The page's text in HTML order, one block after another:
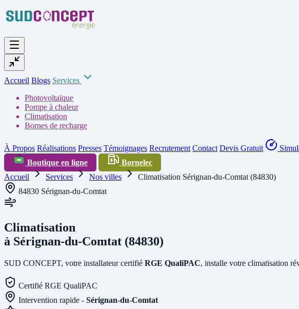
Accueil Blogs Services
Photovoltaïque
Pompe à chaleur
Climatisation
Bornes de recharge
À Propos Réalisations Presses Témoignages Recrutement Contact Devis Gratuit
Boutique en ligne
Bornelec
Accueil
Services Nos villes
Climatisation Sérignan-du-Comtat (84830)
84830 Sérignan-du-Comtat
Climatisation
à Sérignan-du-Comtat (84830)
SUD CONCEPT, votre installateur certifié RGE QualiPAC, installe votre climatisation
Certifié RGE QualiPAC
Intervention rapide - Sérignan-du-Comtat